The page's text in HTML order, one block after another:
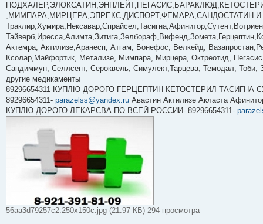
,МИМПАРА,МИРЦЕРА,ЭПРЕКС,ДИСПОРТ,ФЕМАРА,САНДОСТАТИН И
Актемра, Актилизе,Аранесп, Атгам, Бонефос, Велкейд,
Ксолар,Майфортик, Метализе, Мимпара, Мирцера, ­Октреотид,
Сандиммун, Селлсепт, Сероквель, Симулект,Тарцева, Темодал,
другие медикаменты
89296654311-КУПЛЮ ДОРОГО ГЕРЦЕПТИН КЕТОСТЕРИЛ
89296654311- parazelss@yandex.ru Авастин Актилизе Акласта
КУПЛЮ ДОРОГО ЛЕКАРСВА ПО ВСЕЙ РОССИИ- 89296654311-
56aa3d79257c2.250x150c.jpg (21.97 КБ) 294 просмотра